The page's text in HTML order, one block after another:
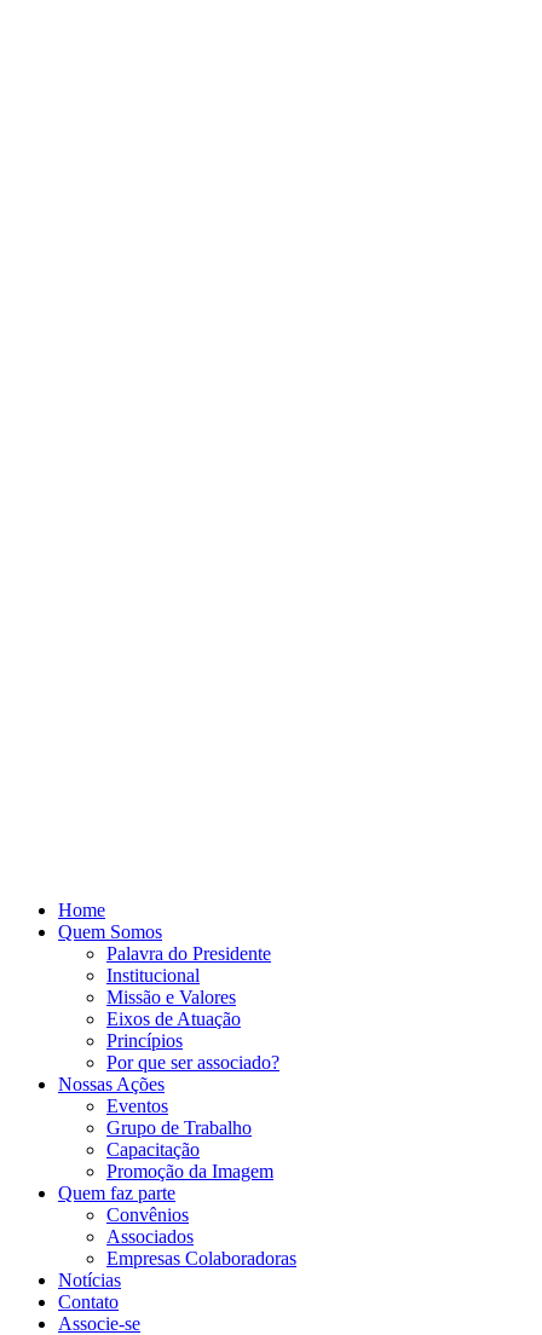
Home
Quem Somos
Palavra do Presidente
Institucional
Missão e Valores
Eixos de Atuação
Princípios
Por que ser associado?​
Nossas Ações
Eventos
Grupo de Trabalho
Capacitação
Promoção da Imagem
Quem faz parte
Convênios
Associados
Empresas Colaboradoras
Notícias
Contato
Associe-se